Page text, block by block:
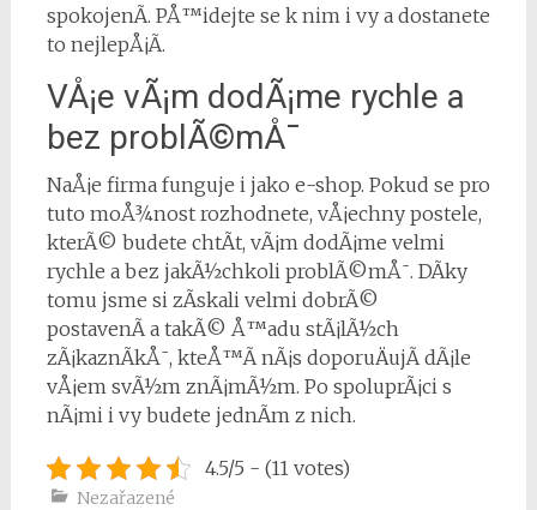
spokojenÃ­. PÅ™idejte se k nim i vy a dostanete
to nejlepÅ¡Ã­.
VÅ¡e vÃ¡m dodÃ¡me rychle a
bez problÃ©mÅ¯
NaÅ¡e firma funguje i jako e-shop. Pokud se pro
tuto moÅ¾nost rozhodnete, vÅ¡echny postele,
kterÃ© budete chtÃ­t, vÃ¡m dodÃ¡me velmi
rychle a bez jakÃ½chkoli problÃ©mÅ¯. DÃ­ky
tomu jsme si zÃ­skali velmi dobrÃ©
postavenÃ­ a takÃ© Å™adu stÃ¡lÃ½ch
zÃ¡kaznÃ­kÅ¯, kteÅ™Ã­ nÃ¡s doporuÄujÃ­ dÃ¡le
vÅ¡em svÃ½m znÃ¡mÃ½m. Po spoluprÃ¡ci s
nÃ¡mi i vy budete jednÃ­m z nich.
4.5/5 - (11 votes)
Nezařazené